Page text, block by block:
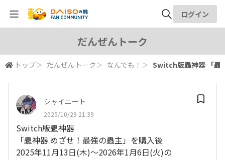
検索
ログイン
だんぜんトーク
トップ＞ だんぜんトーク ＞ なんでも！ ＞ Switch版蟲神器 「蟲
シャイニート
2025/10/29 21:39
Switch版蟲神器
「蟲神器 めざせ！最強の蟲主」を購入後
2025年11月13日(木)〜2026年1月6日(火)の